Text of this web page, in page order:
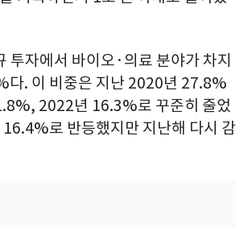
투자에서 바이오·의료 분야가 차지
다. 이 비중은 지난 2020년 27.8%
2022년 16.3%로 꾸준히 줄었
로 반등했지만 지난해 다시 감